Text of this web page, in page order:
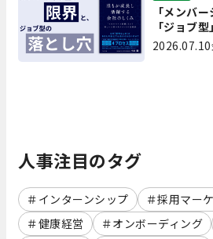
「メンバ
「ジョブ
2026.07.10
人事注目のタグ
インターンシップ
採用マー
健康経営
オンボーディング